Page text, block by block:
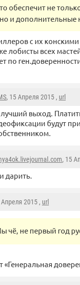
обеспечит не
и дополнительные
с их
лобисты всех
по
, 15 Апреля 2015 , url
выход.
будут
, 15
дарить.
Апреля 2015 , url
чё, не первый год
«Генеральная